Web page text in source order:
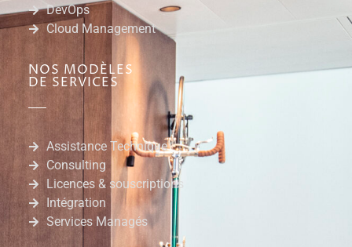
DevOps
Cloud Management
NOS MODÈLES
DE SERVICES
Assistance Technique
Consulting
Licences & souscriptions
Intégration
Services Managés